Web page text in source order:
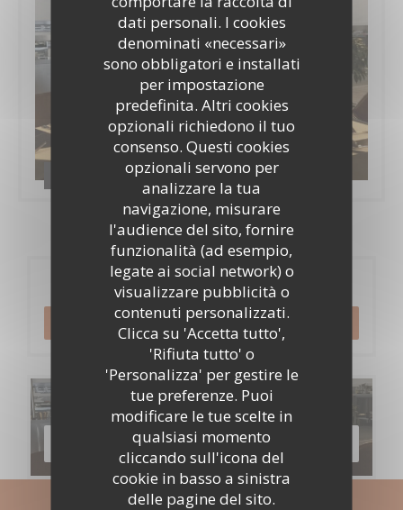
dati personali. I cookies
denominati «necessari»
sono obbligatori e installati
per impostazione
predefinita. Altri cookies
opzionali richiedono il tuo
consenso. Questi cookies
opzionali servono per
analizzare la tua
navigazione, misurare
l'audience del sito, fornire
funzionalità (ad esempio,
legate ai social network) o
visualizzare pubblicità o
contenuti personalizzati.
Clicca su 'Accetta tutto',
'Rifiuta tutto' o
'Personalizza' per gestire le
tue preferenze. Puoi
modificare le tue scelte in
qualsiasi momento
cliccando sull'icona del
cookie in basso a sinistra
delle pagine del sito.
Prenotazione
PRENOTA
Menu
SCOPRI LA NOSTRA CARTA